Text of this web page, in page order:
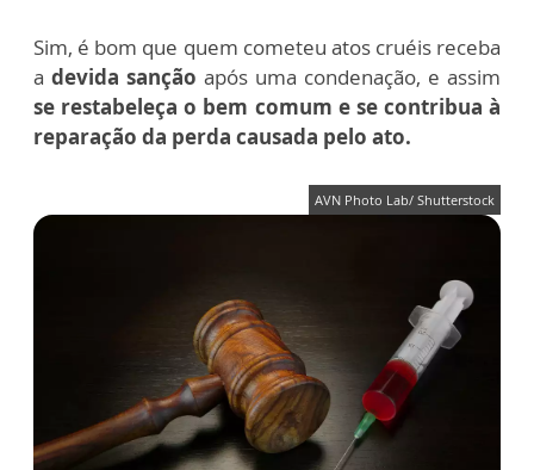
Sim, é bom que quem cometeu atos cruéis receba
a devida sanção após uma condenação, e assim
se restabeleça o bem comum e se contribua à
reparação da perda causada pelo ato.
AVN Photo Lab/ Shutterstock